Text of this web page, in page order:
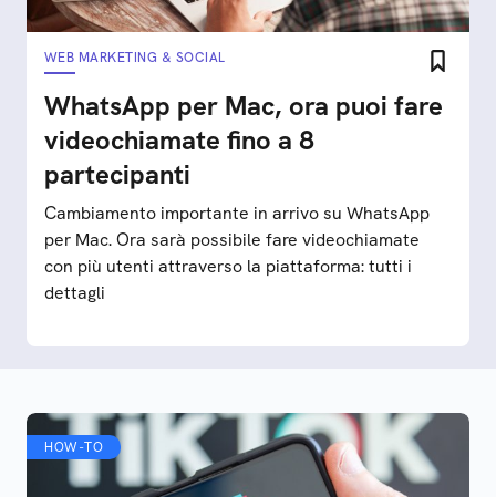
WEB MARKETING & SOCIAL
WhatsApp per Mac, ora puoi fare
videochiamate fino a 8
partecipanti
Cambiamento importante in arrivo su WhatsApp
per Mac. Ora sarà possibile fare videochiamate
con più utenti attraverso la piattaforma: tutti i
dettagli
HOW-TO